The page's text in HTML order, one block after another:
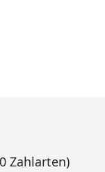
Zahlarten)